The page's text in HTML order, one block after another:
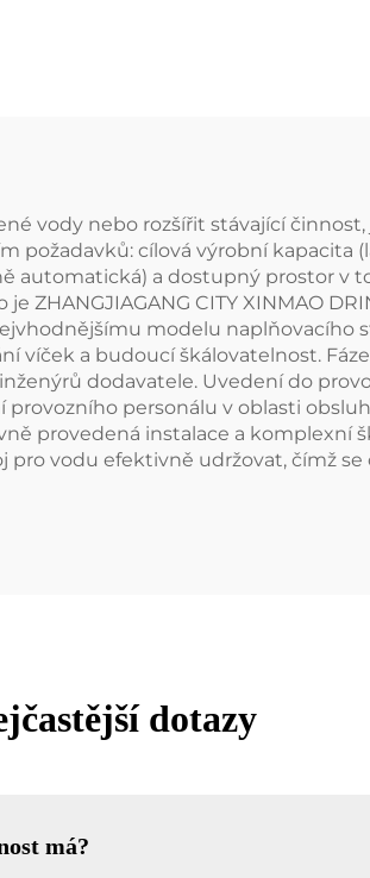
vody nebo rozšířit stávající
cílová výrobní kapacita
automatická) a dostupný prostor v
ZHANGJIAGANG CITY XINMAO
modelu naplňovacího
víček a budoucí škálovatelnost.
dodavatele. Uvedení do
personálu v oblasti
provedená instalace a komplexní
vodu efektivně udržovat, čímž se
dotazy
má?